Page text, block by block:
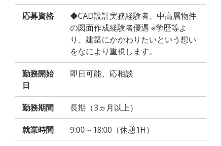
応募資格
◆CAD設計実務経験者、中高層物件
の図面作成経験者優遇 ※学歴等よ
り、建築にかかわりたいという想い
をなにより重視します。
勤務開始
日
即日可能、応相談
勤務期間 長期（3ヵ月以上）
就業時間 9:00～18:00（休憩1H）